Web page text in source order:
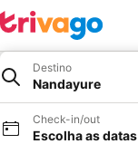
Destino
Nandayure
Check-in/out
Escolha as datas